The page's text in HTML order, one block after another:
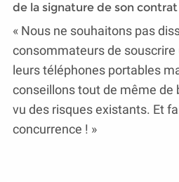
de la signature de son contrat
« Nous ne souhaitons pas
consommateurs de
leurs téléphones portables
conseillons tout de même de
vu des risques existants. Et
concurrence ! »